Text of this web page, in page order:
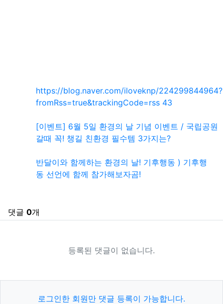
관련자료https://blog.naver.com/iloveknp/224299844964?
fromRss=true&trackingCode=rss 43
[이벤트] 6월 5일 환경의 날 기념 이벤트 / 국립공원
갈때 꼭! 챙길 친환경 필수템 3가지는?
반달이와 함께하는 환경의 날! 기후행동 ) 기후행
동 선언에 함께 참가해보자곰!
댓글 0개
등록된 댓글이 없습니다.
로그인한 회원만 댓글 등록이 가능합니다.